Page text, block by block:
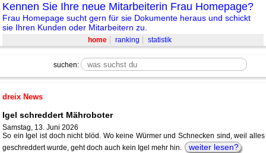
Kennen Sie Ihre neue Mitarbeiterin Frau Homepage?
Frau Homepage sucht gern für sie Dokumente heraus und schickt
sie Ihren Kunden oder Mitarbeitern zu.
home ranking statistik
suchen:
dreix News
Igel schreddert Mähroboter
Samstag, 13. Juni 2026
So ein Igel ist doch nicht blöd. Wo keine Würmer und Schnecken sind, weil alles
geschreddert wurde, geht doch auch kein Igel mehr hin.
weiter lesen?